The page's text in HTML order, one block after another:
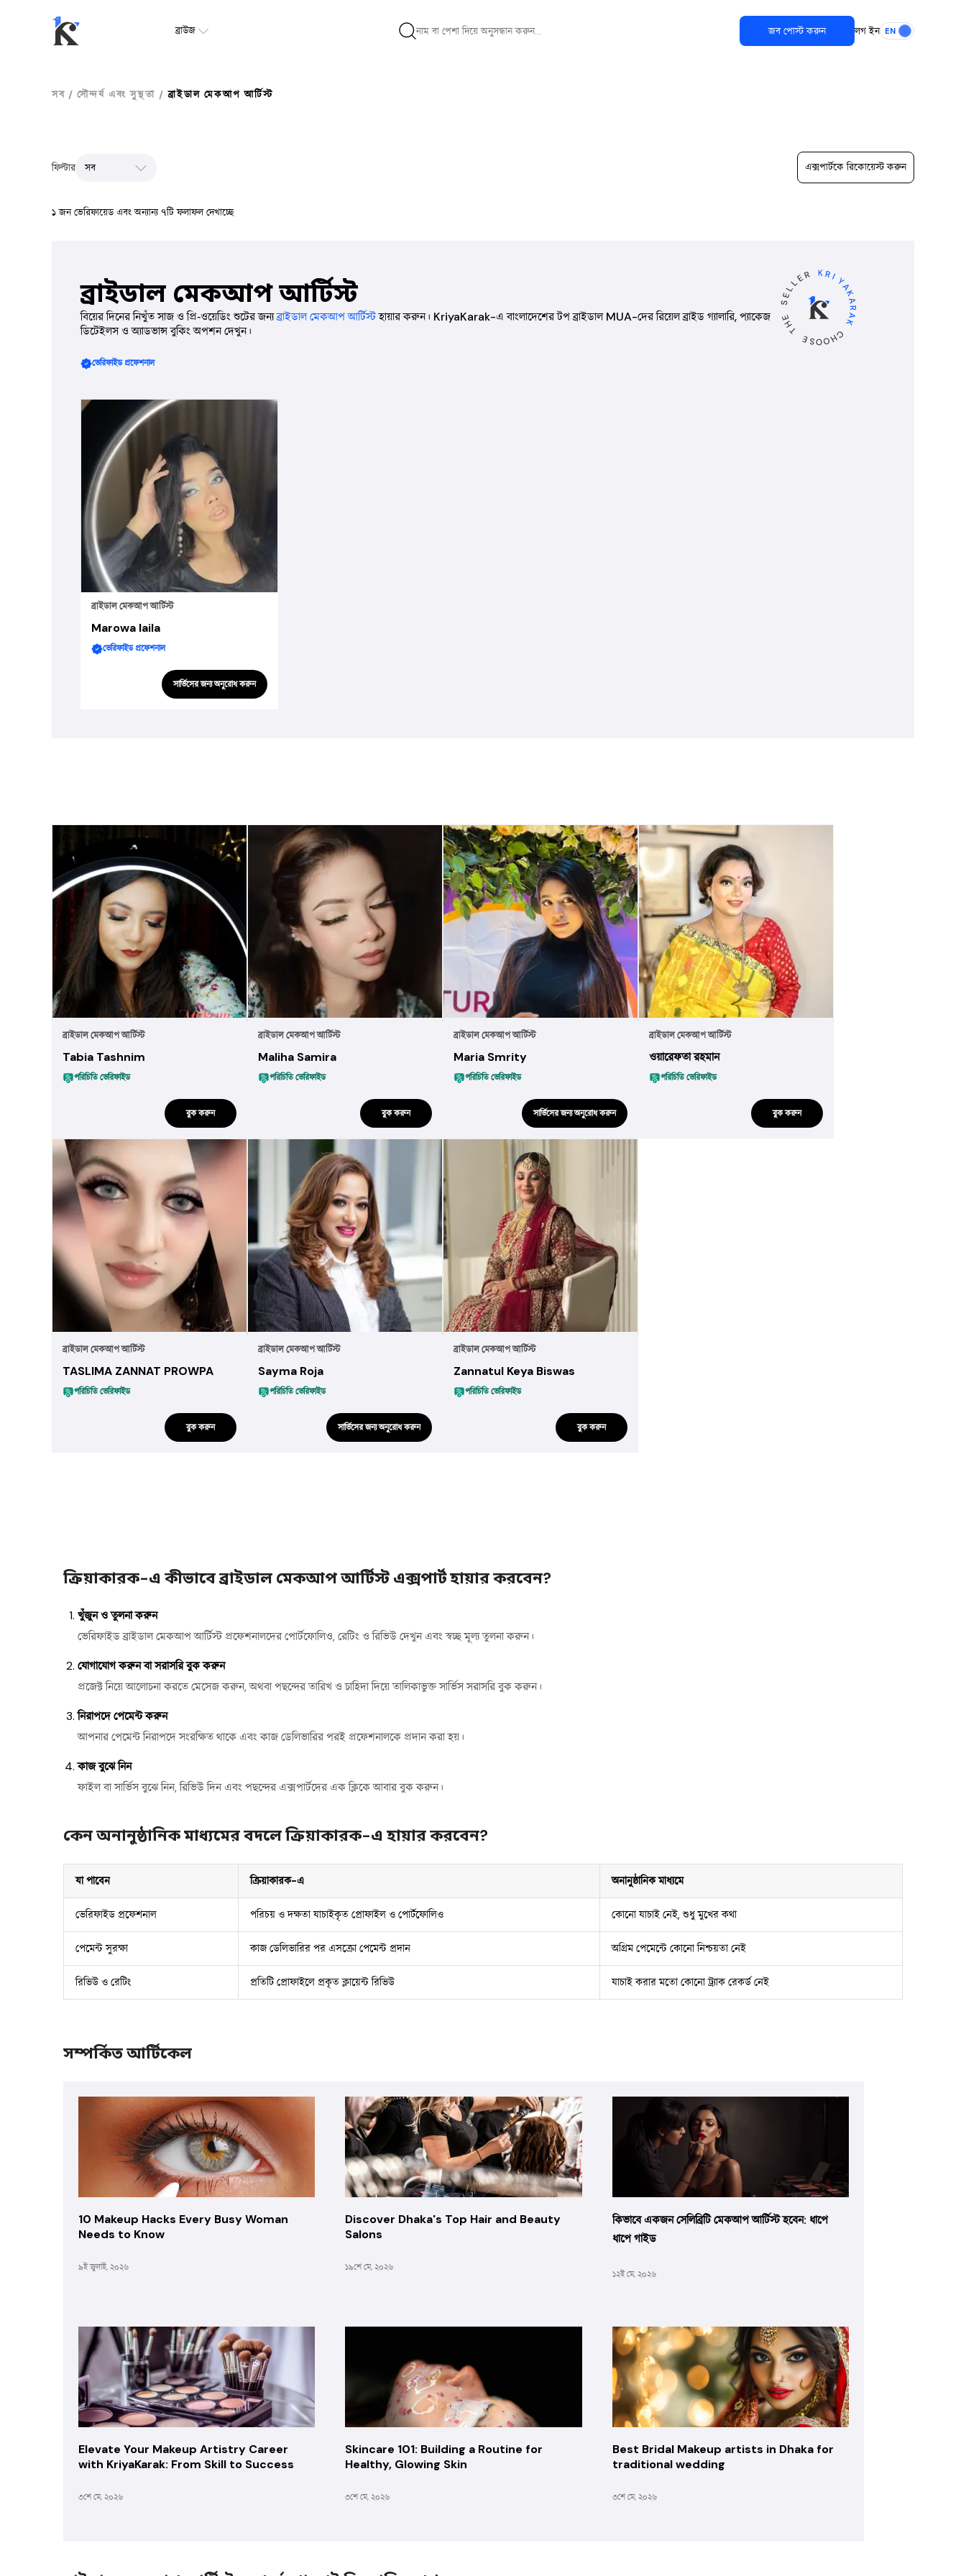
ব্রাউজ জব পোস্ট করুন লগ ইন EN
সব / সৌন্দর্য এবং সুস্থতা / ব্রাইডাল মেকআপ আর্টিস্ট
ফিল্টার এক্সপার্টকে রিকোয়েস্ট করুন
১ জন ভেরিফায়েড এবং অন্যান্য ৭টি ফলাফল দেখাচ্ছে
ব্রাইডাল মেকআপ আর্টিস্ট
বিয়ের দিনের নিখুঁত সাজ ও প্রি‑ওয়েডিং শুটের জন্যব্রাইডাল মেকআপ আর্টিস্টহায়ার করুন। KriyaKarak-এ বাংলাদেশের টপ ব্রাইডাল MUA-দের রিয়েল ব্রাইড গ্যালারি, প্যাকেজ
ডিটেইলস ও অ্যাডভান্স বুকিং অপশন দেখুন।
ভেরিফাইড প্রফেশনাল
ব্রাইডাল মেকআপ আর্টিস্ট
Marowa laila
ভেরিফাইড প্রফেশনাল
সার্ভিসের জন্য অনুরোধ করুন
ব্রাইডাল মেকআপ আর্টিস্ট
Tabia Tashnim
পরিচিতি ভেরিফাইড
বুক করুন
ব্রাইডাল মেকআপ আর্টিস্ট
Maliha Samira
পরিচিতি ভেরিফাইড
বুক করুন
ব্রাইডাল মেকআপ আর্টিস্ট
Maria Smrity
পরিচিতি ভেরিফাইড
সার্ভিসের জন্য অনুরোধ করুন
ব্রাইডাল মেকআপ আর্টিস্ট
ওয়ারেফতা রহমান
পরিচিতি ভেরিফাইড
বুক করুন
ব্রাইডাল মেকআপ আর্টিস্ট
TASLIMA ZANNAT PROWPA
পরিচিতি ভেরিফাইড
বুক করুন
ব্রাইডাল মেকআপ আর্টিস্ট
Sayma Roja
পরিচিতি ভেরিফাইড
সার্ভিসের জন্য অনুরোধ করুন
ব্রাইডাল মেকআপ আর্টিস্ট
Zannatul Keya Biswas
পরিচিতি ভেরিফাইড
বুক করুন
ক্রিয়াকারক-এ কীভাবে ব্রাইডাল মেকআপ আর্টিস্ট এক্সপার্ট হায়ার করবেন?
খুঁজুন ও তুলনা করুন
ভেরিফাইড ব্রাইডাল মেকআপ আর্টিস্ট প্রফেশনালদের পোর্টফোলিও, রেটিং ও রিভিউ দেখুন এবং স্বচ্ছ মূল্য তুলনা করুন।
যোগাযোগ করুন বা সরাসরি বুক করুন
প্রজেক্ট নিয়ে আলোচনা করতে মেসেজ করুন, অথবা পছন্দের তারিখ ও চাহিদা দিয়ে তালিকাভুক্ত সার্ভিস সরাসরি বুক করুন।
নিরাপদে পেমেন্ট করুন
আপনার পেমেন্ট নিরাপদে সংরক্ষিত থাকে এবং কাজ ডেলিভারির পরই প্রফেশনালকে প্রদান করা হয়।
কাজ বুঝে নিন
ফাইল বা সার্ভিস বুঝে নিন, রিভিউ দিন এবং পছন্দের এক্সপার্টদের এক ক্লিকে আবার বুক করুন।
কেন অনানুষ্ঠানিক মাধ্যমের বদলে ক্রিয়াকারক-এ হায়ার করবেন?
যা পাবেন ক্রিয়াকারক-এ অনানুষ্ঠানিক মাধ্যমে
ভেরিফাইড প্রফেশনাল পরিচয় ও দক্ষতা যাচাইকৃত প্রোফাইল ও পোর্টফোলিও কোনো যাচাই নেই, শুধু মুখের কথা
পেমেন্ট সুরক্ষা কাজ ডেলিভারির পর এসক্রো পেমেন্ট প্রদান অগ্রিম পেমেন্টে কোনো নিশ্চয়তা নেই
রিভিউ ও রেটিং প্রতিটি প্রোফাইলে প্রকৃত ক্লায়েন্ট রিভিউ যাচাই করার মতো কোনো ট্র্যাক রেকর্ড নেই
সম্পর্কিত আর্টিকেল
10 Makeup Hacks Every Busy Woman
Needs to Know
৯ই জুলাই, ২০২৬
Discover Dhaka's Top Hair and Beauty
Salons
১৯শে মে, ২০২৬
কিভাবে একজন সেলিব্রিটি মেকআপ আর্টিস্ট হবেন: ধাপে
ধাপে গাইড
১২ই মে, ২০২৬
Elevate Your Makeup Artistry Career
with KriyaKarak: From Skill to Success
৩শে মে, ২০২৬
Skincare 101: Building a Routine for
Healthy, Glowing Skin
৩শে মে, ২০২৬
Best Bridal Makeup artists in Dhaka for
traditional wedding
৩শে মে, ২০২৬